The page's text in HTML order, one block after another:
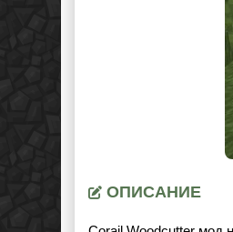
ОПИСАНИЕ